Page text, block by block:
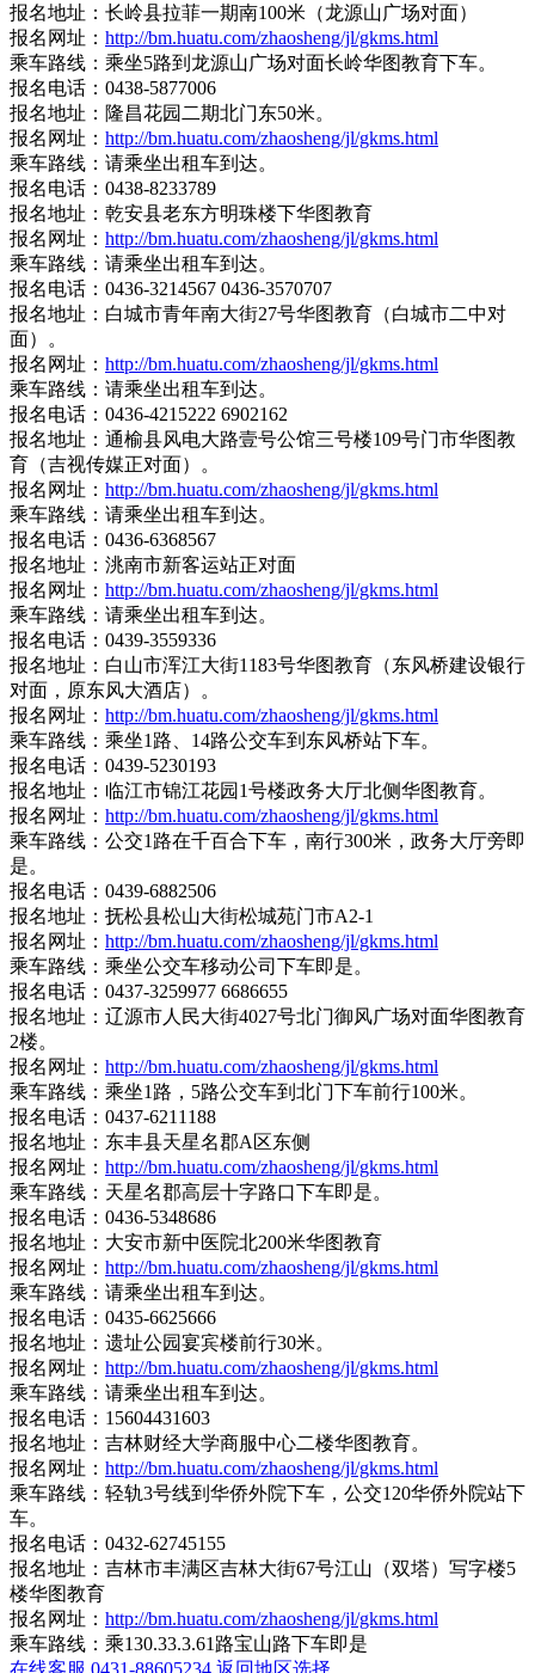
报名地址：长岭县拉菲一期南100米（龙源山广场对面）
报名网址： http://bm.huatu.com/zhaosheng/jl/gkms.html
乘车路线：乘坐5路到龙源山广场对面长岭华图教育下车。
报名电话：0438-5877006
报名地址：隆昌花园二期北门东50米。
报名网址： http://bm.huatu.com/zhaosheng/jl/gkms.html
乘车路线：请乘坐出租车到达。
报名电话：0438-8233789
报名地址：乾安县老东方明珠楼下华图教育
报名网址： http://bm.huatu.com/zhaosheng/jl/gkms.html
乘车路线：请乘坐出租车到达。
报名电话：0436-3214567 0436-3570707
报名地址：白城市青年南大街27号华图教育（白城市二中对
面）。
报名网址： http://bm.huatu.com/zhaosheng/jl/gkms.html
乘车路线：请乘坐出租车到达。
报名电话：0436-4215222 6902162
报名地址：通榆县风电大路壹号公馆三号楼109号门市华图教
育（吉视传媒正对面）。
报名网址： http://bm.huatu.com/zhaosheng/jl/gkms.html
乘车路线：请乘坐出租车到达。
报名电话：0436-6368567
报名地址：洮南市新客运站正对面
报名网址： http://bm.huatu.com/zhaosheng/jl/gkms.html
乘车路线：请乘坐出租车到达。
报名电话：0439-3559336
报名地址：白山市浑江大街1183号华图教育（东风桥建设银行
对面，原东风大酒店）。
报名网址： http://bm.huatu.com/zhaosheng/jl/gkms.html
乘车路线：乘坐1路、14路公交车到东风桥站下车。
报名电话：0439-5230193
报名地址：临江市锦江花园1号楼政务大厅北侧华图教育。
报名网址： http://bm.huatu.com/zhaosheng/jl/gkms.html
乘车路线：公交1路在千百合下车，南行300米，政务大厅旁即
是。
报名电话：0439-6882506
报名地址：抚松县松山大街松城苑门市A2-1
报名网址： http://bm.huatu.com/zhaosheng/jl/gkms.html
乘车路线：乘坐公交车移动公司下车即是。
报名电话：0437-3259977 6686655
报名地址：辽源市人民大街4027号北门御风广场对面华图教育
2楼。
报名网址： http://bm.huatu.com/zhaosheng/jl/gkms.html
乘车路线：乘坐1路，5路公交车到北门下车前行100米。
报名电话：0437-6211188
报名地址：东丰县天星名郡A区东侧
报名网址： http://bm.huatu.com/zhaosheng/jl/gkms.html
乘车路线：天星名郡高层十字路口下车即是。
报名电话：0436-5348686
报名地址：大安市新中医院北200米华图教育
报名网址： http://bm.huatu.com/zhaosheng/jl/gkms.html
乘车路线：请乘坐出租车到达。
报名电话：0435-6625666
报名地址：遗址公园宴宾楼前行30米。
报名网址： http://bm.huatu.com/zhaosheng/jl/gkms.html
乘车路线：请乘坐出租车到达。
报名电话：15604431603
报名地址：吉林财经大学商服中心二楼华图教育。
报名网址： http://bm.huatu.com/zhaosheng/jl/gkms.html
乘车路线：轻轨3号线到华侨外院下车，公交120华侨外院站下
车。
报名电话：0432-62745155
报名地址：吉林市丰满区吉林大街67号江山（双塔）写字楼5
楼华图教育
报名网址： http://bm.huatu.com/zhaosheng/jl/gkms.html
乘车路线：乘130.33.3.61路宝山路下车即是
在线客服 0431-88605234 返回地区选择